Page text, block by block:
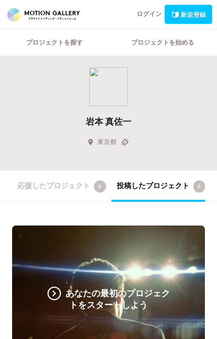
ログイン 新規登録
プロジェクトを探す プロジェクトを始める
岩本 真佐一
東京都
応援したプロジェクト 6 投稿したプロジェクト 0
あなたの最初のプロジェク
トをスタートしよう